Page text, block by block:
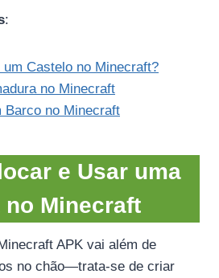
:
Castelo no Minecraft?
no Minecraft
Barco no Minecraft
e Usar uma
no Minecraft
APK vai além de
no chão—trata-se de criar